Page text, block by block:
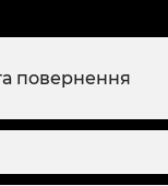
повернення